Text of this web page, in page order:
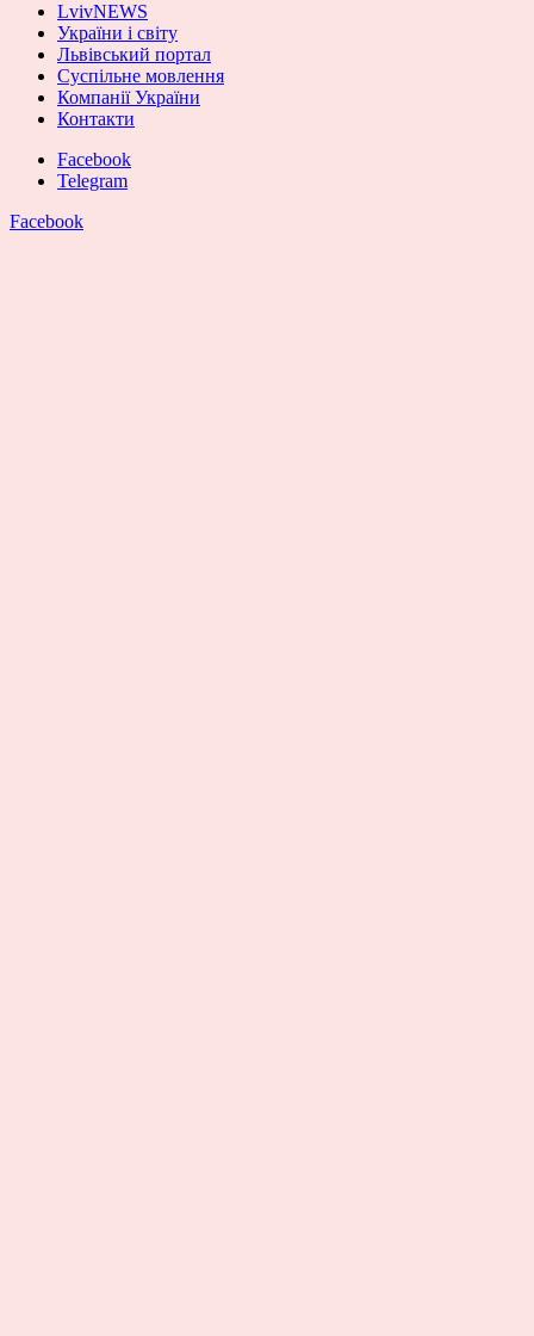
LvivNEWS
України і світу
Львівський портал
Суспільне мовлення
Компанії України
Контакти
Facebook
Telegram
Facebook